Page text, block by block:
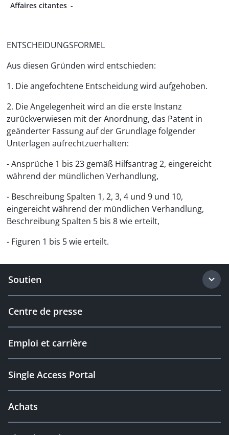
Affaires citantes -
ENTSCHEIDUNGSFORMEL
Aus diesen Gründen wird entschieden:
1. Die angefochtene Entscheidung wird aufgehoben.
2. Die Angelegenheit wird an die erste Instanz
zurückverwiesen mit der Anordnung, das Patent in
geänderter Fassung auf der Grundlage folgender
Unterlagen aufrechtzuerhalten:
- Ansprüche 1 bis 23 gemäß Hilfsantrag 2, eingereicht
während der mündlichen Verhandlung,
- Beschreibung Spalten 1, 2, 3, 4 und 9 und 10,
eingereicht während der mündlichen Verhandlung,
Beschreibung Spalten 5 bis 8 wie erteilt,
- Figuren 1 bis 5 wie erteilt.
Soutien
Centre de presse
Emploi et carrière
Single Access Portal
Achats